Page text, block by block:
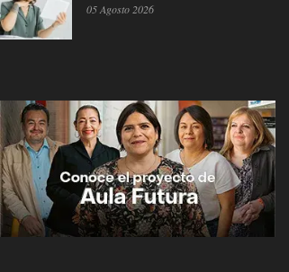
05 Agosto 2026